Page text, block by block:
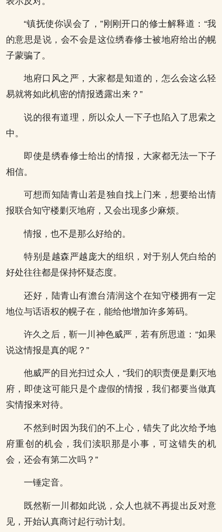
“镇抚使你误会了，”刚刚开口的修士解释道：“我
的意思是说，会不会是这位绣春修士被地府给出的幌
子蒙骗了。
地府口风之严，大家都是知道的，怎么会这么轻
易就将如此机密的情报透露出来？”
说的很有道理，所以众人一下子也陷入了思索之
中。
即使是绣春修士给出的情报，大家都无法一下子
相信。
可想而知陆青山若是独自找上门来，想要给出情
报联合知守楼剿灭地府，又会出现多少麻烦。
情报，也不是那么好给的。
特别是越森严越庞大的组织，对于别人凭白给的
好处往往都是保持怀疑态度。
还好，陆青山有澹台清润这个在知守楼拥有一定
地位与话语权的幌子在，能给他增加许多筹码。
许久之后，靳一川神色威严，若有所思道：“如果
说这情报是真的呢？”
他威严的目光扫过众人，“我们的职责便是剿灭地
府，即使这可能只是个虚假的情报，我们都要当做真
实情报来对待。
不然到时因为我们的不上心，错失了此次给予地
府重创的机会，我们渎职那是小事，可这错失的机
会，还会有第二次吗？”
一锤定音。
既然靳一川都如此说，众人也就不再提出反对意
见，开始认真商讨起行动计划。